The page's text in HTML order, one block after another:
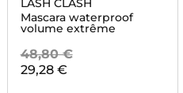
LASH CLASH
Mascara waterproof
volume extrême
48,80 €
29,28 €